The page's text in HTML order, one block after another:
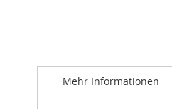
Anfang
Mehr Informationen